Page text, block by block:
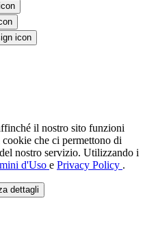
il nostro sito funzioni
che ci permettono di
nostro servizio. Utilizzando i
d'Uso e Privacy Policy .
dettagli